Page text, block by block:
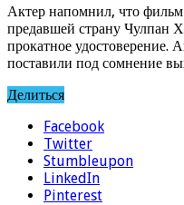
Актер напомнил, что
предавшей страну Чулпан
прокатное удостоверение.
поставили под сомнение
Делиться
Facebook
Twitter
Stumbleupon
LinkedIn
Pinterest